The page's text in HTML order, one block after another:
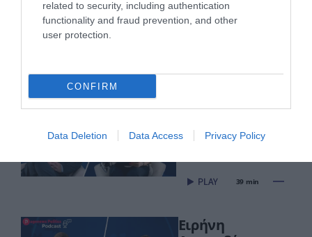
related to security, including authentication
functionality and fraud prevention, and other
user protection.
CONFIRM
Data Deletion Data Access Privacy Policy
Πρόσφατα Επεισόδια
pagenews.gr: «Η
χώρα δεν
αντέχει άλλη
χαμένη
επταετία»–Τι
ΟΠΕΚΕΠΕ,Τσίπρα
39 min
Ειρήνη